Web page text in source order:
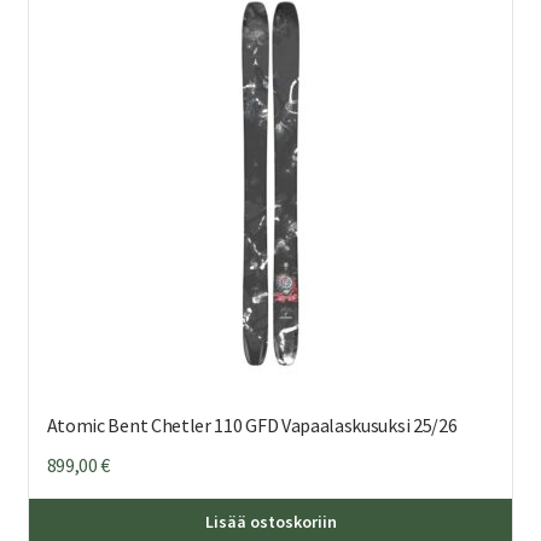
Atomic Bent Chetler 110 GFD Vapaalaskusuksi 25/26
899,00€
Lisää ostoskoriin